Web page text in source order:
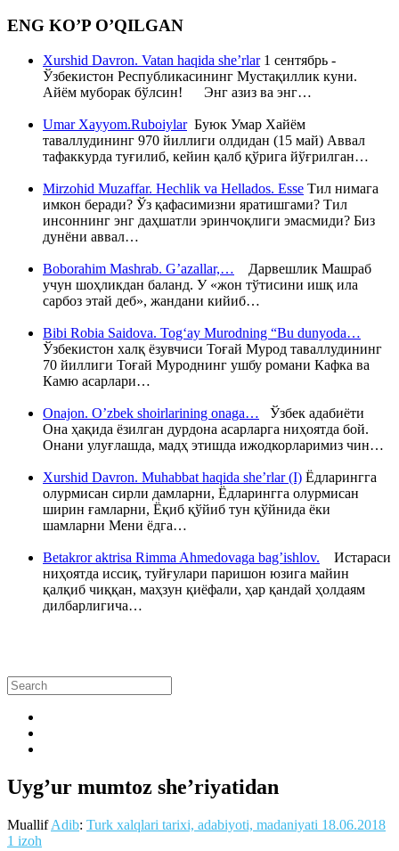
ENG KO’P O’QILGAN
Xurshid Davron. Vatan haqida she’rlar1 сентябрь -
Ўзбекистон Республикасининг Мустақиллик куни.
Айём муборак бўлсин! Энг азиз ва энг…
Umar Xayyom.RuboiylarБуюк Умар Хайём
таваллудининг 970 йиллиги олдидан (15 май) Аввал
тафаккурда туғилиб, кейин қалб қўрига йўғрилган…
Mirzohid Muzaffar. Hechlik va Hellados. Esse Тил нимага
имкон беради? Ўз қафасимизни яратишгами? Тил
инсоннинг энг даҳшатли эринчоқлиги эмасмиди? Биз
дунёни аввал…
Boborahim Mashrab. G’azallar,… Дарвешлик Машраб
учун шоҳликдан баланд. У «жон тўтисини ишқ ила
сарбоз этай деб», жандани кийиб…
Bibi Robia Saidova. Tog‘ay Murodning “Bu dunyoda…
Ўзбекистон халқ ёзувчиси Тоғай Мурод таваллудининг
70 йиллиги Тоғай Муроднинг ушбу романи Кафка ва
Камю асарлари…
Onajon. O’zbek shoirlarining onaga… Ўзбек адабиёти
Она ҳақида ёзилган дурдона асарларга ниҳоятда бой.
Онани улуғлашда, мадҳ этишда ижодкорларимиз чин…
Xurshid Davron. Muhabbat haqida she’rlar (I) Ёдларингга
олурмисан сирли дамларни, Ёдларингга олурмисан
ширин ғамларни, Ёқиб қўйиб тун қўйнида ёки
шамларни Мени ёдга…
Betakror aktrisa Rimma Ahmedovaga bag’ishlov. Истараси
ниҳоятда иссиқ, туйғулари паришон юзига майин
қалқиб чиққан, маҳзун қиёфали, ҳар қандай ҳолдаям
дилбарлигича…
Uyg’ur mumtoz she’riyatidan
MuallifAdib: Turk xalqlari tarixi, adabiyoti, madaniyati 18.06.2018
1 izoh